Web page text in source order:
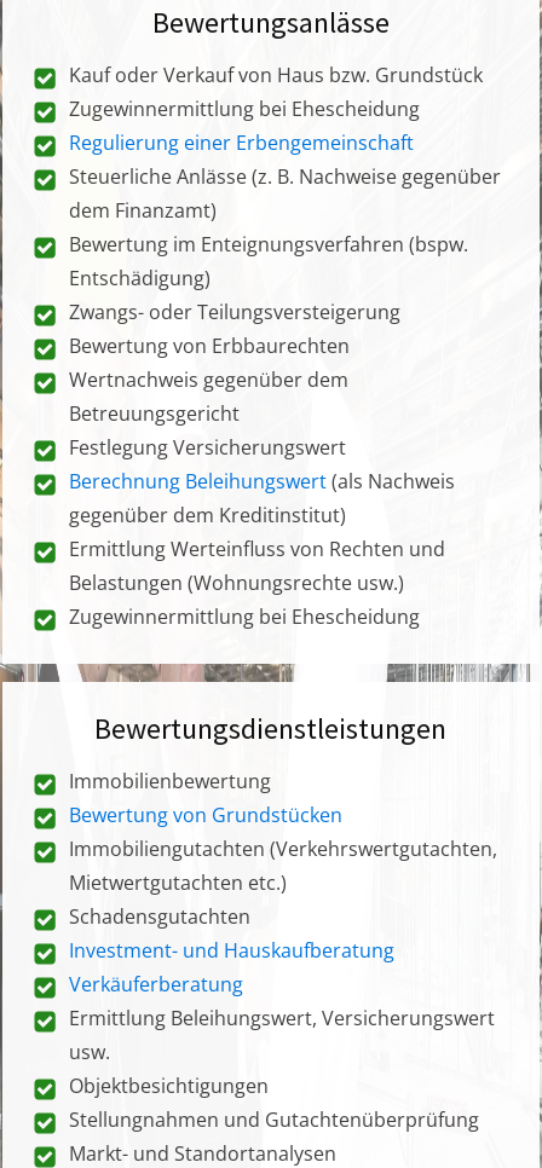
Bewertungsanlässe
Kauf oder Verkauf von Haus bzw. Grundstück
Zugewinnermittlung bei Ehescheidung
Regulierung einer Erbengemeinschaft
Steuerliche Anlässe (z. B. Nachweise gegenüber
dem Finanzamt)
Bewertung im Enteignungsverfahren (bspw.
Entschädigung)
Zwangs- oder Teilungsversteigerung
Bewertung von Erbbaurechten
Wertnachweis gegenüber dem
Betreuungsgericht
Festlegung Versicherungswert
Berechnung Beleihungswert(als Nachweis
gegenüber dem Kreditinstitut)
Ermittlung Werteinfluss von Rechten und
Belastungen (Wohnungsrechte usw.)
Zugewinnermittlung bei Ehescheidung
Bewertungsdienstleistungen
Immobilienbewertung
Bewertung von Grundstücken
Immobiliengutachten (Verkehrswertgutachten,
Mietwertgutachten etc.)
Schadensgutachten
Investment- und Hauskaufberatung
Verkäuferberatung
Ermittlung Beleihungswert, Versicherungswert
usw.
Objektbesichtigungen
Stellungnahmen und Gutachtenüberprüfung
Markt- und Standortanalysen